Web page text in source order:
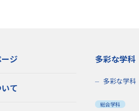
ジ
て
多彩な学科
多彩な学科
総合学科